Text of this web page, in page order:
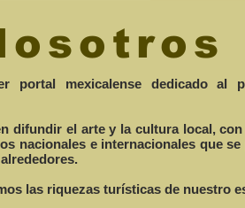
portal mexicalense dedicado al
difundir el arte y la cultura local,
nacionales e internacionales que se
las riquezas turísticas de nuestro